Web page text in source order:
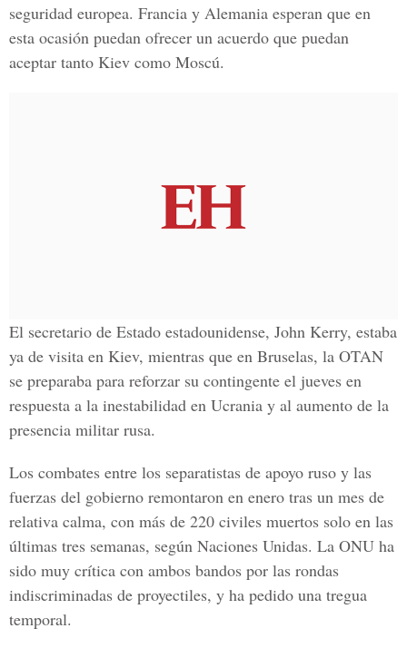
seguridad europea. Francia y Alemania esperan que en
esta ocasión puedan ofrecer un acuerdo que puedan
aceptar tanto Kiev como Moscú.
El secretario de Estado estadounidense, John Kerry, estaba
ya de visita en Kiev, mientras que en Bruselas, la OTAN
se preparaba para reforzar su contingente el jueves en
respuesta a la inestabilidad en Ucrania y al aumento de la
presencia militar rusa.
Los combates entre los separatistas de apoyo ruso y las
fuerzas del gobierno remontaron en enero tras un mes de
relativa calma, con más de 220 civiles muertos solo en las
últimas tres semanas, según Naciones Unidas. La ONU ha
sido muy crítica con ambos bandos por las rondas
indiscriminadas de proyectiles, y ha pedido una tregua
temporal.